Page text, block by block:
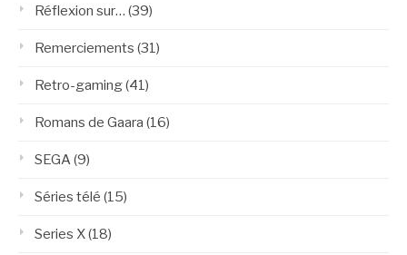
Réflexion sur… (39)
Remerciements (31)
Retro-gaming(41)
Romans de Gaara (16)
SEGA(9)
Séries télé (15)
Series X(18)